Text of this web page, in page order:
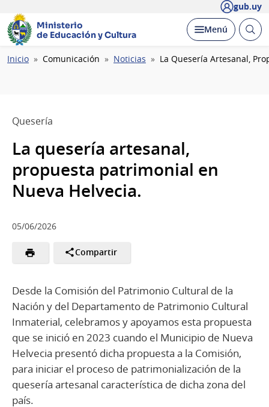
gub.uy
Ministerio
de Educación y Cultura
Desplegar
Menú Abrir
Ruta
Inicio Comunicación Noticias La Quesería Artesanal,
Quesería
La quesería artesanal,
propuesta patrimonial en
Nueva Helvecia.
05/06/2026
Compartir
Desde la Comisión del Patrimonio Cultural de la
Nación y del Departamento de Patrimonio Cultural
Inmaterial, celebramos y apoyamos esta propuesta
que se inició en 2023 cuando el Municipio de Nueva
Helvecia presentó dicha propuesta a la Comisión,
para iniciar el proceso de patrimonialización de la
quesería artesanal característica de dicha zona del
país.